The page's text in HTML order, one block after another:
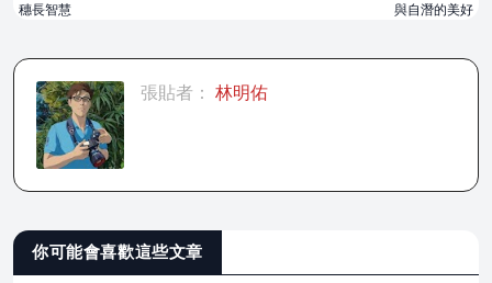
與自潛的美好
穗長智慧
張貼者： 林明佑
你可能會喜歡這些文章